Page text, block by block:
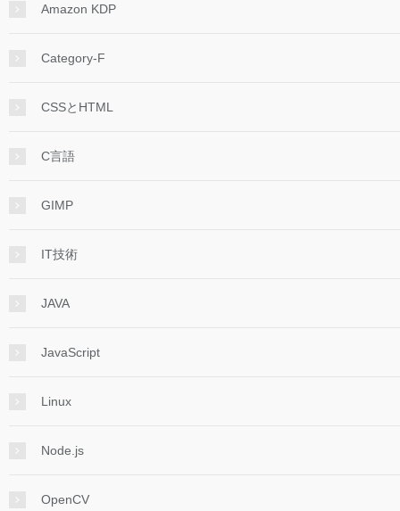
Amazon KDP
Category-F
CSSとHTML
C言語
GIMP
IT技術
JAVA
JavaScript
Linux
Node.js
OpenCV